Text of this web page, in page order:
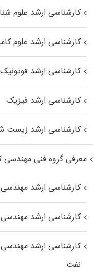
کارشناسی ارشد علوم
کارشناسی ارشد علوم
کارشناسی ارشد فوتونیک
کارشناسی ارشد فیزیک
کارشناسی ارشد زیست‌
معرفی گروه فنی مهندسی
کارشناسی ارشد
کارشناسی ارشد مهندسی
کارشناسی ارشد مهندسی
نفت